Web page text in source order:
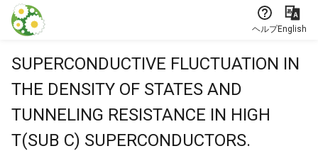
本文に飛ぶ
ヘルプEnglish
SUPERCONDUCTIVE FLUCTUATION IN
THE DENSITY OF STATES AND
TUNNELING RESISTANCE IN HIGH
T(SUB C) SUPERCONDUCTORS.